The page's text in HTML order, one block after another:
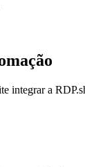
integrar a